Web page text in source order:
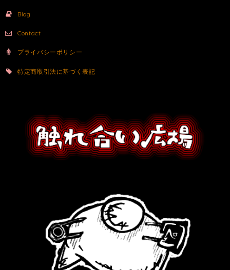
Blog
Contact
プライバシーポリシー
特定商取引法に基づく表記